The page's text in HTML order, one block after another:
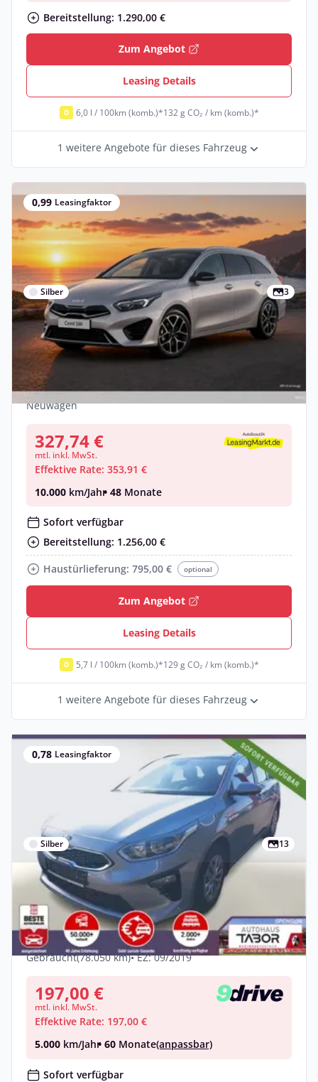
Bereitstellung: 1.290,00 €
Zum Angebot
Leasing Details
D 6,0 l / 100km (komb.)*132 g CO₂ / km (komb.)*
1 weitere Angebote für dieses Fahrzeug
0,99 Leasingfaktor
Silber 3
Gewerbe
Kia Ceed Kombi Ultimate Edition + Style-
& Soundpak.🚗 Sofort lieferbar❗
Benzin •Automatik •101 PS (74 kW)
Neuwagen
327,74 €
mtl. inkl. MwSt.
Effektive Rate: 353,91 €
10.000 km/Jahr• 48 Monate
Sofort verfügbar
Bereitstellung: 1.256,00 €
Haustürlieferung: 795,00 €
optional
Zum Angebot
Leasing Details
D 5,7 l / 100km (komb.)*129 g CO₂ / km (komb.)*
1 weitere Angebote für dieses Fahrzeug
0,78 Leasingfaktor
Silber 13
Gewerbe
Kia cee'd / Ceed Ceed 1.4 TGDI 140 DCT
Vision PDC LaneAs Kam Temp
Benzin • Automatik • 140 PS (103 kW)
Gebraucht(78.050 km)• EZ: 09/2019
197,00 €
mtl. inkl. MwSt.
Effektive Rate: 197,00 €
5.000 km/Jahr• 60 Monate(anpassbar)
Sofort verfügbar